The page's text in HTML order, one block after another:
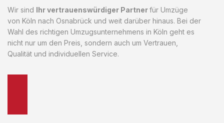
Wir sind Ihr vertrauenswürdiger Partnerfür Umzüge
von Köln nach Osnabrück und weit darüber hinaus. Bei der
Wahl des richtigen Umzugsunternehmens in Köln geht es
nicht nur um den Preis, sondern auch um Vertrauen,
Qualität und individuellen Service.